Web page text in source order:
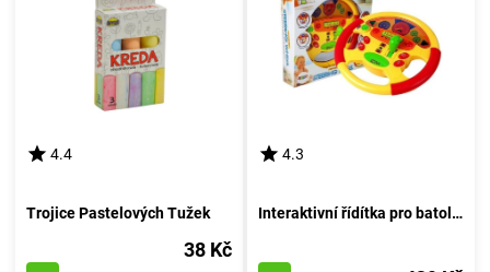
4.4
Trojice Pastelových Tužek
38 Kč
4.3
Interaktivní řídítka pro batolata s zvukovými a světelnými efekty